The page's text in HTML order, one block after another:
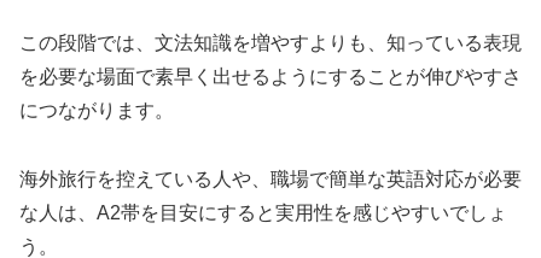
この段階では、文法知識を増やすよりも、知っている表現
を必要な場面で素早く出せるようにすることが伸びやすさ
につながります。
海外旅行を控えている人や、職場で簡単な英語対応が必要
な人は、A2帯を目安にすると実用性を感じやすいでしょ
う。